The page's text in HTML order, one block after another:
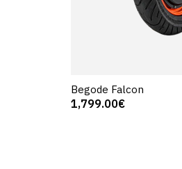
Begode Falcon
1,799.00€